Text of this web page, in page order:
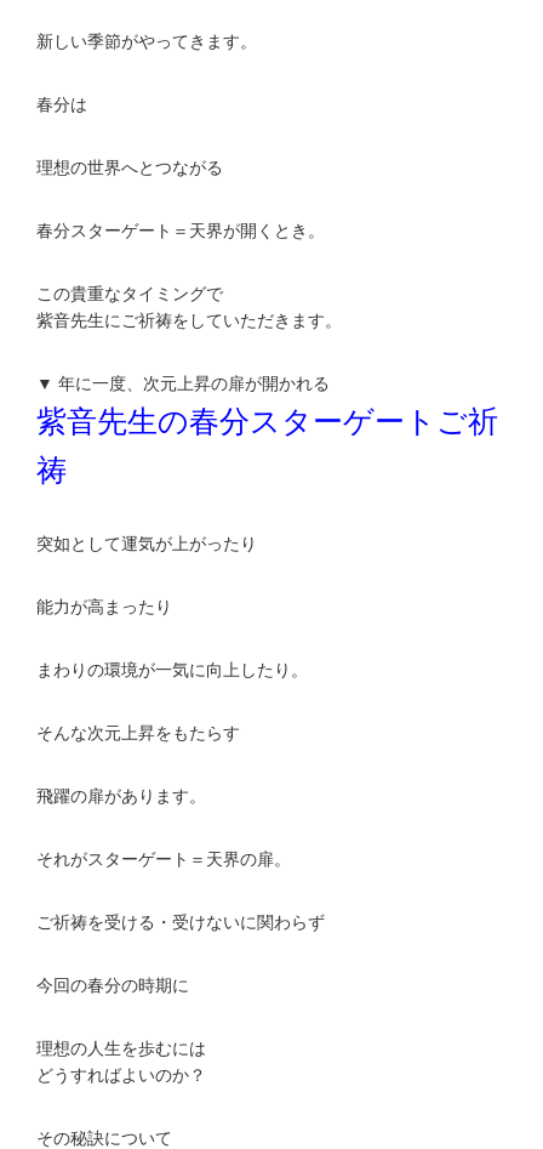
新しい季節がやってきます。
春分は
理想の世界へとつながる
春分スターゲート＝天界が開くとき。
この貴重なタイミングで
紫音先生にご祈祷をしていただきます。
▼ 年に一度、次元上昇の扉が開かれる
紫音先生の春分スターゲートご祈
祷
突如として運気が上がったり
能力が高まったり
まわりの環境が一気に向上したり。
そんな次元上昇をもたらす
飛躍の扉があります。
それがスターゲート＝天界の扉。
ご祈祷を受ける・受けないに関わらず
今回の春分の時期に
理想の人生を歩むには
どうすればよいのか？
その秘訣について